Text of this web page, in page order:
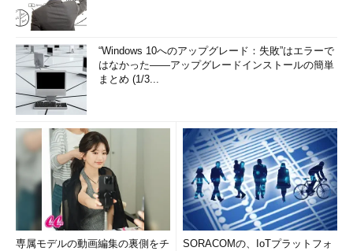
“Windows 10へのアップグレード：失敗”はエラーで
はなかった――アップグレードインストールの簡単
まとめ (1/3...
専属モデルの動画編集の裏側をチ
SORACOMの、IoTプラットフォ